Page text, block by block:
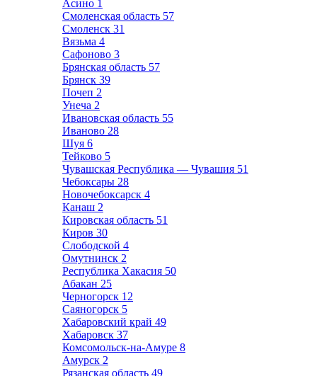
Асино 1
Смоленская область 57
Смоленск 31
Вязьма 4
Сафоново 3
Брянская область 57
Брянск 39
Почеп 2
Унеча 2
Ивановская область 55
Иваново 28
Шуя 6
Тейково 5
Чувашская Республика — Чувашия 51
Чебоксары 28
Новочебоксарск 4
Канаш 2
Кировская область 51
Киров 30
Слободской 4
Омутнинск 2
Республика Хакасия 50
Абакан 25
Черногорск 12
Саяногорск 5
Хабаровский край 49
Хабаровск 37
Комсомольск-на-Амуре 8
Амурск 2
Рязанская область 49